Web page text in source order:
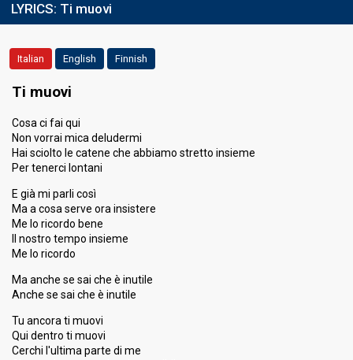
FIRST ROUND
Eliminated
Ranking 17th(out of 30)
Running order
LYRICS: Ti muovi
Italian English Finnish
Ti muovi
Cosa ci fai qui
Non vorrai mica deludermi
Hai sciolto le catene che abbiamo stretto insieme
Per tenerci lontani
E già mi parli così
Ma a cosa serve ora insistere
Me lo ricordo bene
Il nostro tempo insieme
Me lo ricordo
Ma anche se sai che è inutile
Anche se sai che è inutile
Tu ancora ti muovi
Qui dentro ti muovi
Cerchi l'ultima parte di me